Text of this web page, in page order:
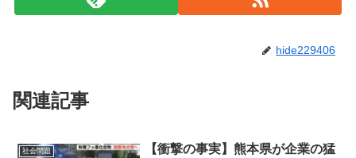
hide229406
関連記事
社会問題
【衝撃の事実】熊本県が企業の猛